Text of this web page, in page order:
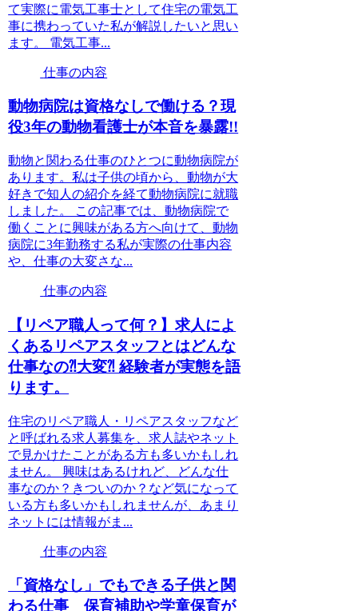
て実際に電気工事士として住宅の電気工
事に携わっていた私が解説したいと思い
ます。 電気工事...
仕事の内容
動物病院は資格なしで働ける？現
役3年の動物看護士が本音を暴露!!
動物と関わる仕事のひとつに動物病院が
あります。私は子供の頃から、動物が大
好きで知人の紹介を経て動物病院に就職
しました。 この記事では、動物病院で
働くことに興味がある方へ向けて、動物
病院に3年勤務する私が実際の仕事内容
や、仕事の大変さな...
仕事の内容
【リペア職人って何？】求人によ
くあるリペアスタッフとはどんな
仕事なの⁈大変⁈ 経験者が実態を語
ります。
住宅のリペア職人・リペアスタッフなど
と呼ばれる求人募集を、求人誌やネット
で見かけたことがある方も多いかもしれ
ません。 興味はあるけれど、どんな仕
事なのか？きついのか？など気になって
いる方も多いかもしれませんが、あまり
ネットには情報がま...
仕事の内容
「資格なし」でもできる子供と関
わる仕事 保育補助や学童保育が